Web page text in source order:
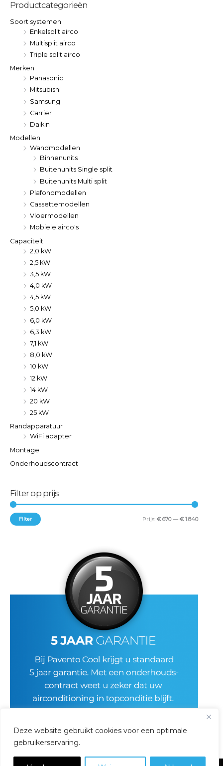
Deze website gebruikt cookies voor een optimale
gebruikerservaring.
Productcategorieën
Soort systemen
Enkelsplit airco
Multisplit airco
Triple split airco
Merken
Panasonic
Mitsubishi
Samsung
Carrier
Daikin
Modellen
Wandmodellen
Binnenunits
Buitenunits Single split
Buitenunits Multi split
Plafondmodellen
Cassettemodellen
Vloermodellen
Mobiele airco's
Capaciteit
2,0 kW
2,5 kW
3,5 kW
4,0 kW
4,5 kW
5,0 kW
6,0 kW
6,3 kW
7,1 kW
8,0 kW
10 kW
12 kW
14 kW
20 kW
25 kW
Randapparatuur
WiFi adapter
Montage
Onderhoudscontract
Filter op prijs
Filter Prijs: € 670— € 1.840